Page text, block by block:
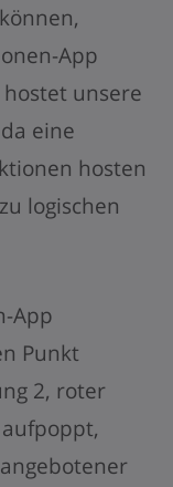
App
unsere
eine
hosten
logischen
App
Punkt
2, roter